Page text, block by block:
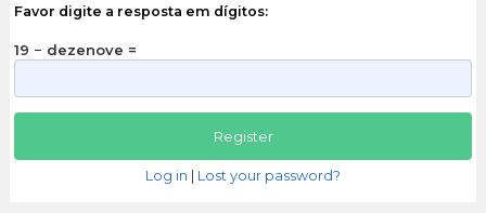
Favor digite a resposta em dígitos:
19 − dezenove =
Log in Lost your password?